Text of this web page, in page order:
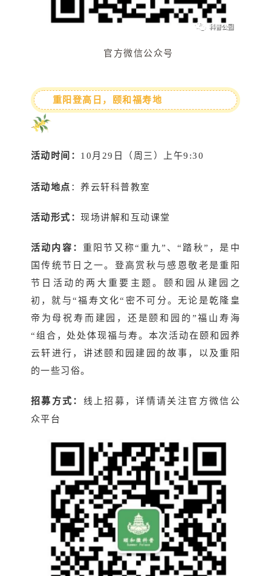
官方微信公众号
重阳登高日，颐和福寿地
活动时间： 10月29日（周三）上午9:30
活动地点 ：养云轩科普教室
活动形式：现场讲解和互动课堂
活动内容：重阳节又称“重九”、“踏秋”，是中
国传统节日之一。登高赏秋与感恩敬老是重阳
节日活动的两大重要主题。颐和园从建园之
初，就与“福寿文化“密不可分。无论是乾隆皇
帝为母祝寿而建园，还是颐和园的”福山寿海
“组合，处处体现福与寿。本次活动在颐和园养
云轩进行，讲述颐和园建园的故事，以及重阳
的一些习俗。
招募方式： 线上招募，详情请关注官方微信公
众平台